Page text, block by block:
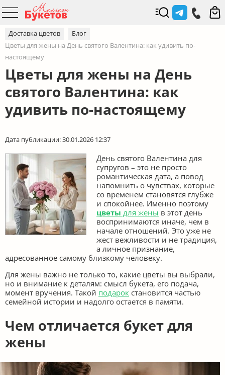
Доставка цветов
Блог
Цветы для жены на День святого Валентина: как удивить по-
настоящему
Цветы для жены на День
святого Валентина: как
удивить по-настоящему
Дата публикации: 30.01.2026 12:37
День святого Валентина для
супругов – это не просто
романтическая дата, а повод
напомнить о чувствах, которые
со временем становятся глубже
и спокойнее. Именно поэтому
цветы для жены в этот день
воспринимаются иначе, чем в
начале отношений. Это уже не
жест вежливости и не традиция,
а личное признание,
адресованное самому близкому человеку.
Для жены важно не только то, какие цветы вы выбрали,
но и внимание к деталям: смысл букета, его подача,
момент вручения. Такой подарок становится частью
семейной истории и надолго остается в памяти.
Чем отличается букет для
жены